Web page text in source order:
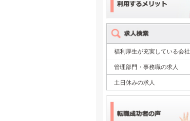
福利厚生が充実している会社
管理部門・事務職の求人
土日休みの求人